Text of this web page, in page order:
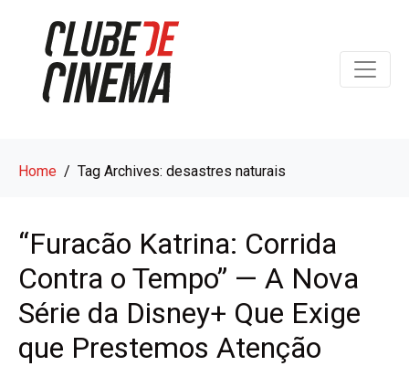
Home Tag Archives: desastres naturais
“Furacão Katrina: Corrida
Contra o Tempo” — A Nova
Série da Disney+ Que Exige
que Prestemos Atenção